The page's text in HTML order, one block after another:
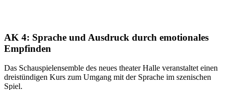
AK 4: Sprache und Ausdruck durch emotionales
Empfinden
Das Schauspielensemble des neues theater Halle veranstaltet einen
dreistündigen Kurs zum Umgang mit der Sprache im szenischen
Spiel.